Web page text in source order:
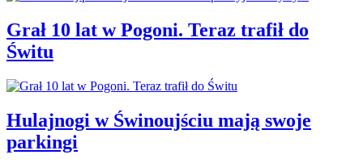
Grał 10 lat w Pogoni. Teraz trafił do
Świtu
Hulajnogi w Świnoujściu mają swoje
parkingi